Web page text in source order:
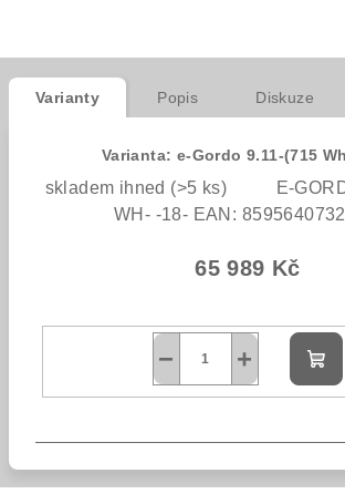
Varianty Popis Diskuze
Varianta: e-Gordo 9.11-(715
skladem ihned (>5 ks)
E-
WH- -18- EAN:
65 989 Kč
+
−
Do